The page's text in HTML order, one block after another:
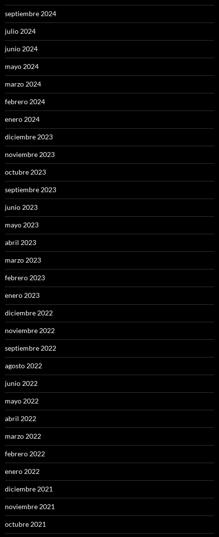
septiembre 2024
julio 2024
junio 2024
mayo 2024
marzo 2024
febrero 2024
enero 2024
diciembre 2023
noviembre 2023
octubre 2023
septiembre 2023
junio 2023
mayo 2023
abril 2023
marzo 2023
febrero 2023
enero 2023
diciembre 2022
noviembre 2022
septiembre 2022
agosto 2022
junio 2022
mayo 2022
abril 2022
marzo 2022
febrero 2022
enero 2022
diciembre 2021
noviembre 2021
octubre 2021